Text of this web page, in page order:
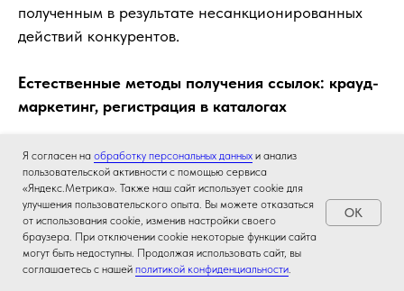
полученным в результате несанкционированных
действий конкурентов.
Естественные методы получения ссылок: крауд-
маркетинг, регистрация в каталогах
Построение естественного ссылочного профиля
требует системного подхода и использования
преимущественно только белых методов
продвижения.
Эффективные стратегии естественного
Я согласен на обработку персональных данных и анализ
пользовательской активности с помощью сервиса
«Яндекс.Метрика». Также наш сайт использует cookie для
улучшения пользовательского опыта. Вы можете отказаться
от использования cookie, изменив настройки своего
браузера. При отключении cookie некоторые функции сайта
могут быть недоступны. Продолжая использовать сайт, вы
соглашаетесь с нашей политикой конфиденциальности.
OK